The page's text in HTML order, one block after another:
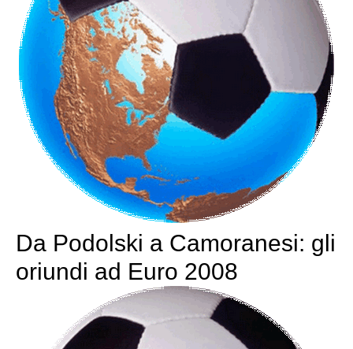
Da Podolski a Camoranesi: gli
oriundi ad Euro 2008